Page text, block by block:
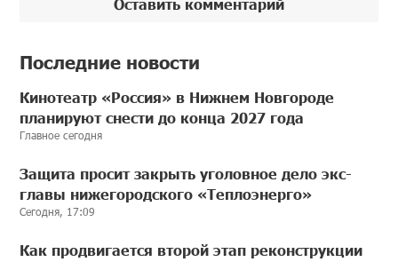
Последние новости
Кинотеатр «Россия» в Нижнем Новгороде
планируют снести до конца 2027 года
Главное сегодня
Защита просит закрыть уголовное дело экс-
главы нижегородского «Теплоэнерго»
Сегодня, 17:09
Как продвигается второй этап реконструкции